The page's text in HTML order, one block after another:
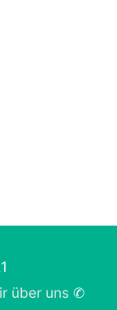
über uns✆